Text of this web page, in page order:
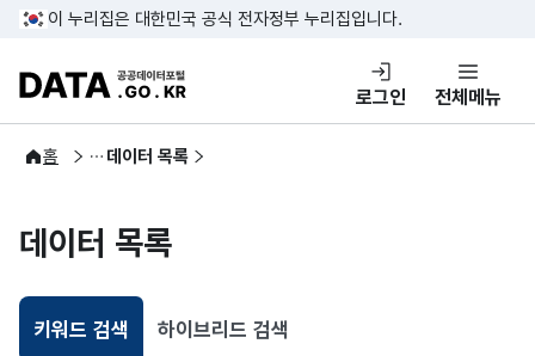
콘텐츠 바로가기
푸터 바로가기
이 누리집은 대한민국 공식 전자정부 누리집입니다.
DATA.GO.KR 공공데이터포털
로그인 전체메뉴
홈
공공데이터 데이터 목록
데이터 목록
키워드 검색
선택됨
하이브리드 검색